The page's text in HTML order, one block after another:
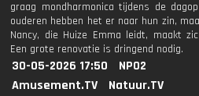
graag mondharmonica tijdens de
ouderen hebben het er naar hun zin,
Nancy, die Huize Emma leidt, maakt
Een grote renovatie is dringend nodig.
30-05-2026 17:50
NPO2
Amusement.TV
Natuur.TV